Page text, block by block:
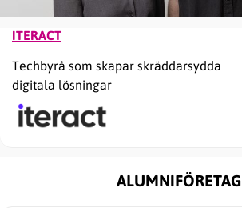
ITERACT
Techbyrå som skapar skräddarsydda
digitala lösningar
ALUMNIFÖRETAG